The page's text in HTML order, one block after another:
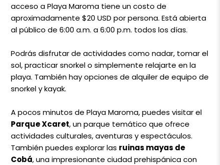
acceso a Playa Maroma tiene un costo de
aproximadamente $20 USD por persona. Está abierta
al público de 6:00 a.m. a 6:00 p.m. todos los días.
Podrás disfrutar de actividades como nadar, tomar el
sol, practicar snorkel o simplemente relajarte en la
playa. También hay opciones de alquiler de equipo de
snorkel y kayak.
A pocos minutos de Playa Maroma, puedes visitar el
Parque Xcaret, un parque temático que ofrece
actividades culturales, aventuras y espectáculos.
También puedes explorar las ruinas mayas de
Cobá, una impresionante ciudad prehispánica con